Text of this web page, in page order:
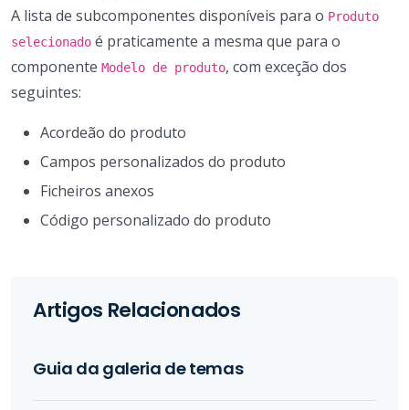
A lista de subcomponentes disponíveis para o Produto
selecionado é praticamente a mesma que para o
componente Modelo de produto, com exceção dos
seguintes:
Acordeão do produto
Campos personalizados do produto
Ficheiros anexos
Código personalizado do produto
Artigos Relacionados
Guia da galeria de temas